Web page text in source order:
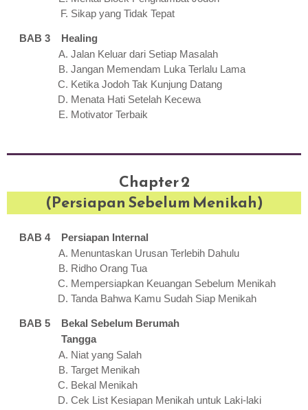
Sikap yang Tidak Tepat
BAB 3 Healing
Jalan Keluar dari Setiap Masalah
Jangan Memendam Luka Terlalu Lama
Ketika Jodoh Tak Kunjung Datang
Menata Hati Setelah Kecewa
Motivator Terbaik
Chapter 2
(Persiapan Sebelum Menikah)
BAB 4 Persiapan Internal
Menuntaskan Urusan Terlebih Dahulu
Ridho Orang Tua
Mempersiapkan Keuangan Sebelum Menikah
Tanda Bahwa Kamu Sudah Siap Menikah
BAB 5 Bekal Sebelum Berumah
Tangga
Niat yang Salah
Target Menikah
Bekal Menikah
Cek List Kesiapan Menikah untuk Laki-laki